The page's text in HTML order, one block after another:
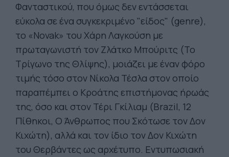
Φανταστικού, που όμως δεν εντάσσεται
εύκολα σε ένα συγκεκριμένο "είδος" (genre),
το «Novak» του Χάρη Λαγκούση με
πρωταγωνιστή τον Ζλάτκο Μπούριτς (Το
Τρίγωνο της Θλίψης), μοιάζει με έναν φόρο
τιμής τόσο στον Νίκολα Τέσλα στον οποίο
παραπέμπει ο Κροάτης επιστήμονας ήρωάς
της, όσο και στον Τέρι Γκίλιαμ (Brazil, 12
Πίθηκοι, Ο Άνθρωπος που Σκότωσε τον Δον
Κιχώτη), αλλά και τον ίδιο τον Δον Κιχώτη
του Θερβάντες ως αρχέτυπο. Εντυπωσιακή